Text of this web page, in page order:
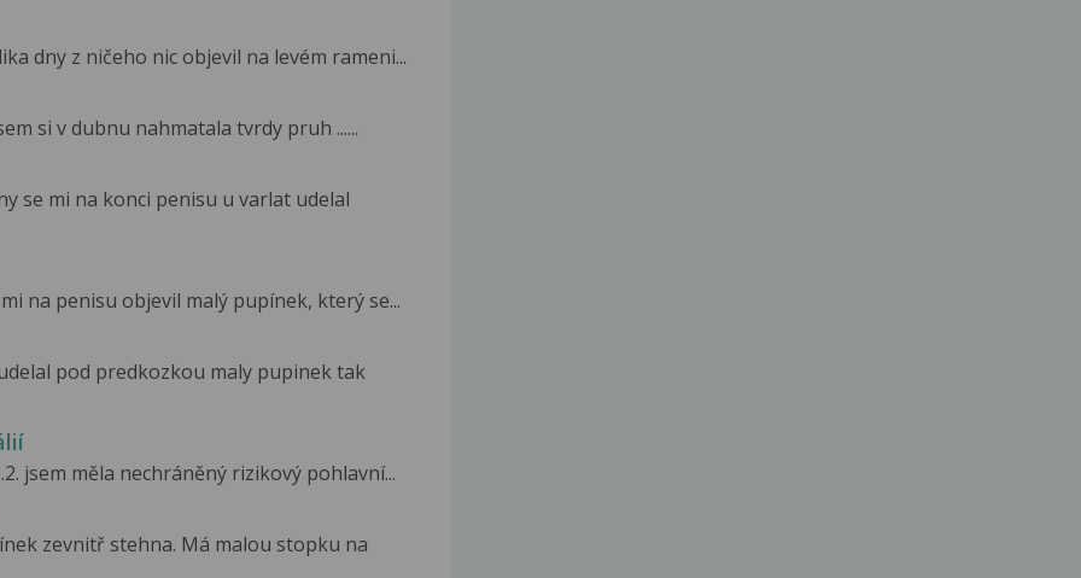
dny z ničeho nic objevil na levém rameni...
si v dubnu nahmatala tvrdy pruh ......
se mi na konci penisu u varlat udelal
na penisu objevil malý pupínek, který se...
pod predkozkou maly pupinek tak
jsem měla nechráněný rizikový pohlavní...
zevnitř stehna. Má malou stopku na